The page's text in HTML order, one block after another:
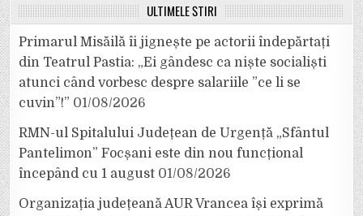
ULTIMELE ȘTIRI
Primarul Misăilă îi jignește pe actorii îndepărtați
din Teatrul Pastia: „Ei gândesc ca niște socialiști
atunci când vorbesc despre salariile ”ce li se
cuvin”!” 01/08/2026
RMN-ul Spitalului Județean de Urgență „Sfântul
Pantelimon” Focșani este din nou funcțional
începând cu 1 august 01/08/2026
Organizația județeană AUR Vrancea își exprimă